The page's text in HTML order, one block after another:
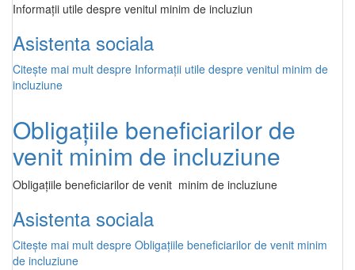
Informații utile despre venitul minim de incluziun
Asistenta sociala
Citește mai mult despre Informații utile despre venitul minim de
incluziune
Obligaţiile beneficiarilor de
venit minim de incluziune
Obligaţiile beneficiarilor de venit minim de incluziune
Asistenta sociala
Citește mai mult despre Obligaţiile beneficiarilor de venit minim
de incluziune